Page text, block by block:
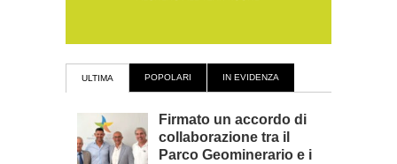
ULTIMA POPOLARI IN EVIDENZA
Firmato un accordo di
collaborazione tra il
Parco Geominerario e i